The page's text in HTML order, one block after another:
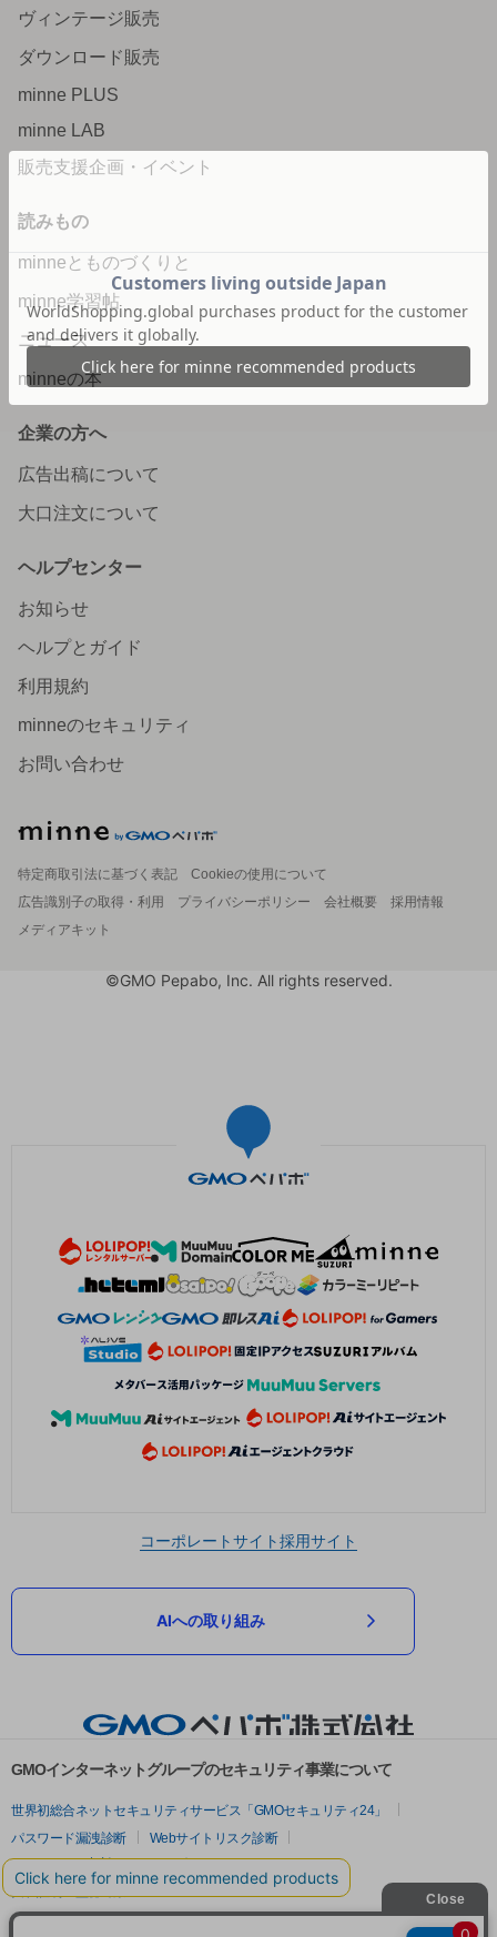
ヴィンテージ販売
ダウンロード販売
minne PLUS
minne LAB
販売支援企画・イベント
読みもの
minneとものづくりと
minne学習帖
ニュース
minneの本
企業の方へ
広告出稿について
大口注文について
ヘルプセンター
お知らせ
ヘルプとガイド
利用規約
minneのセキュリティ
お問い合わせ
特定商取引法に基づく表記
Cookieの使用について
広告識別子の取得・利用
プライバシーポリシー 会社概要
採用情報
メディアキット
©GMO Pepabo, Inc. All rights reserved.
コーポレートサイト採用サイト
AIへの取り組み
GMOインターネットグループのセキュリティ事業について
世界初総合ネットセキュリティサービス「GMOセキュリティ24」
パスワード漏洩診断
Webサイトリスク診断
セキュリティ相談AIチャットボット
実在証明・盗聴対策
サイバー攻撃対策（GMOサイバーセキュリティ byイエラエ）